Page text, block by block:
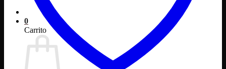
0
Carrito